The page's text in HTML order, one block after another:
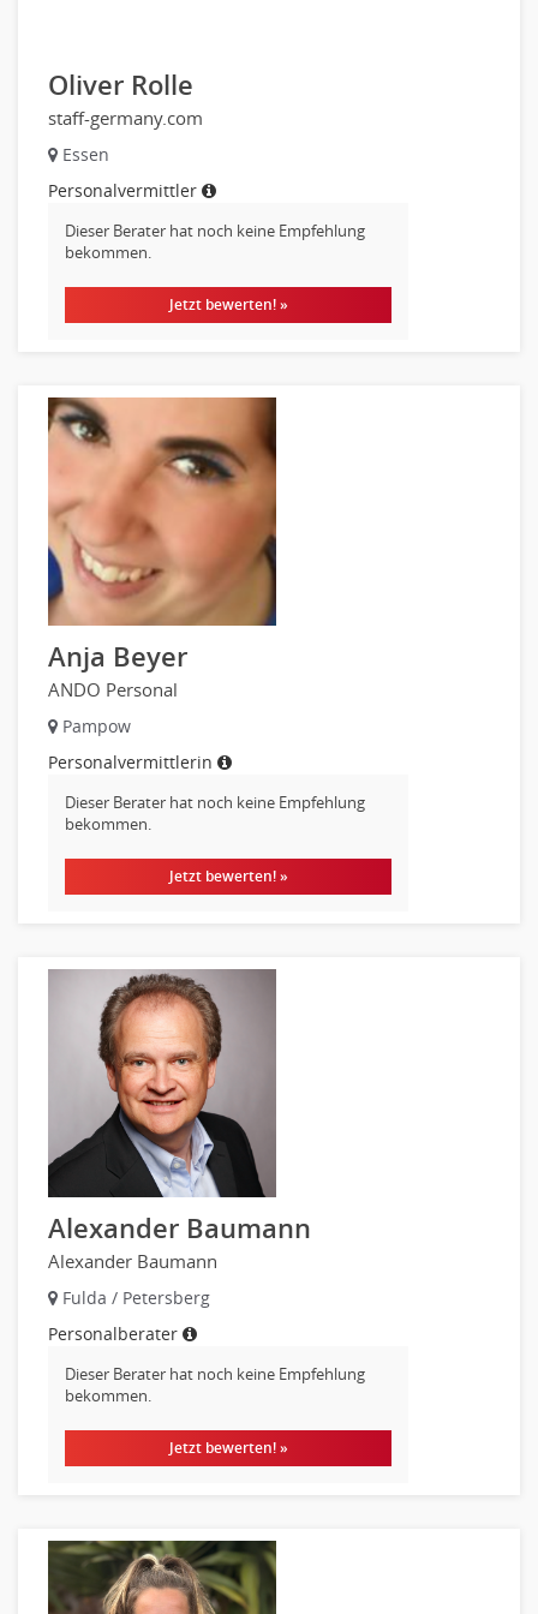
Oliver Rolle
staff-germany.com
Essen
Personalvermittler
Dieser Berater hat noch keine Empfehlung
bekommen.
Jetzt bewerten! »
Anja Beyer
ANDO Personal
Pampow
Personalvermittlerin
Dieser Berater hat noch keine Empfehlung
bekommen.
Jetzt bewerten! »
Alexander Baumann
Alexander Baumann
Fulda / Petersberg
Personalberater
Dieser Berater hat noch keine Empfehlung
bekommen.
Jetzt bewerten! »